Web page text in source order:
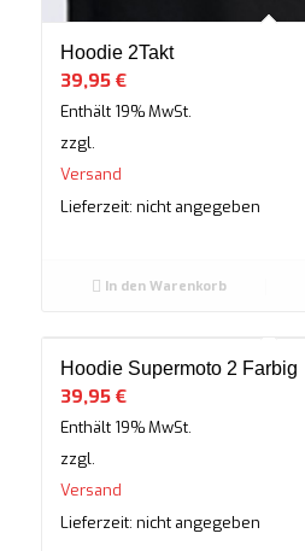
Hoodie 2Takt
39,95 €
Enthält 19% MwSt.
zzgl.
Versand
Lieferzeit: nicht angegeben
In den Warenkorb
Hoodie Supermoto 2 Farbig
39,95 €
Enthält 19% MwSt.
zzgl.
Versand
Lieferzeit: nicht angegeben